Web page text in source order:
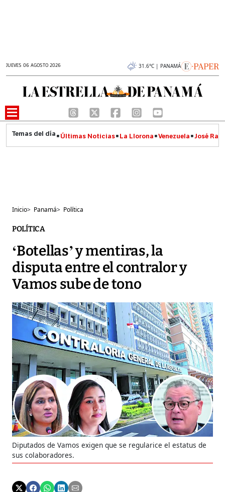
JUEVES 06 AGOSTO 2026 31.6°C | PANAMÁ
Últimas Noticias La Llorona Venezuela José
Inicio> Panamá> Política
POLÍTICA
‘Botellas’ y mentiras, la
disputa entre el contralor y
Vamos sube de tono
Diputados de Vamos exigen que se regularice el estatus de
sus colaboradores.